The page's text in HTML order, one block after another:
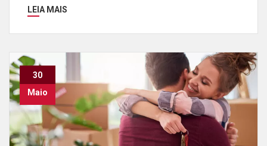
LEIA MAIS
30
Maio